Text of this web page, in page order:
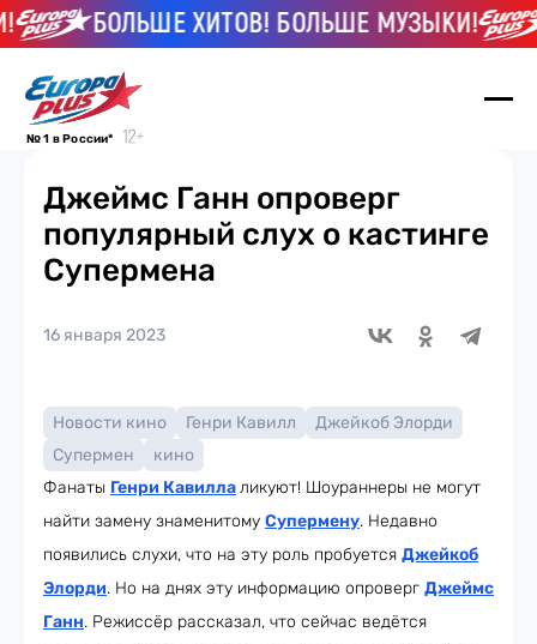
БОЛЬШЕ ХИТОВ! БОЛЬШЕ МУЗЫКИ!
№ 1 в России*
Джеймс Ганн опроверг
популярный слух о кастинге
Супермена
16 января 2023
Новости кино Генри Кавилл
Джейкоб Элорди
Супермен
кино
Фанаты Генри Кавиллаликуют! Шоураннеры не могут
найти замену знаменитому Супермену. Недавно
появились слухи, что на эту роль пробуется Джейкоб
Элорди. Но на днях эту информацию опроверг Джеймс
Ганн. Режиссёр рассказал, что сейчас ведётся